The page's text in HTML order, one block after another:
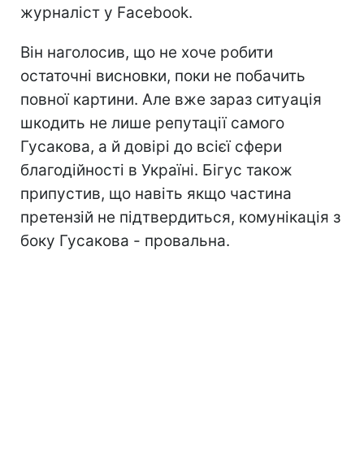
журналіст у Facebook.
Він наголосив, що не хоче робити
остаточні висновки, поки не побачить
повної картини. Але вже зараз ситуація
шкодить не лише репутації самого
Гусакова, а й довірі до всієї сфери
благодійності в Україні. Бігус також
припустив, що навіть якщо частина
претензій не підтвердиться, комунікація з
боку Гусакова - провальна.